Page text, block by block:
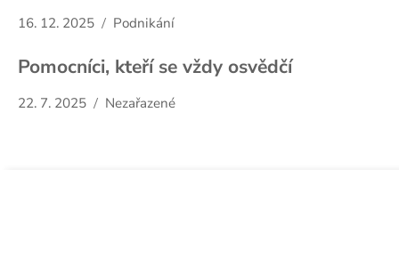
16. 12. 2025 Podnikání
Pomocníci, kteří se vždy osvědčí
22. 7. 2025 Nezařazené